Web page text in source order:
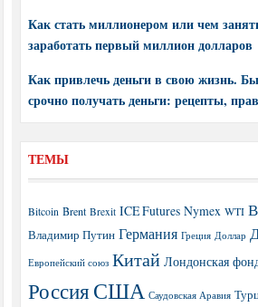
Как стать миллионером или чем
заработать первый миллион долларов
Как привлечь деньги в свою жизнь.
срочно получать деньги: рецепты,
ТЕМЫ
Bitcoin Brent Brexit ICE Futures Nymex WTI
Владимир Путин Германия Греция Доллар
Европейский союз Китай Лондонская
РоссияСША Саудовская Аравия